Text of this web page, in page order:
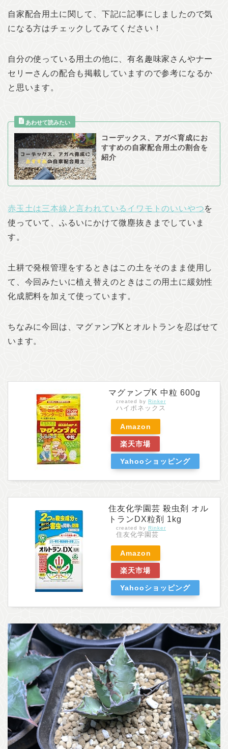
自家配合用土に関して、下記に記事にしましたので気
になる方はチェックしてみてください！
自分の使っている用土の他に、有名趣味家さんやナー
セリーさんの配合も掲載していますので参考になるか
と思います。
コーデックス、アガベ育成にお
すすめの自家配合用土の割合を
紹介
赤玉土は三本線と言われているイワモトのいいやつを
使っていて、ふるいにかけて微塵抜きまでしていま
す。
土耕で発根管理をするときはこの土をそのまま使用し
て、今回みたいに植え替えのときはこの用土に緩効性
化成肥料を加えて使っています。
ちなみに今回は、マグァンプKとオルトランを忍ばせて
います。
マグァンプK 中粒 600g
created by Rinker
ハイポネックス
Amazon
楽天市場
Yahooショッピング
住友化学園芸 殺虫剤 オル
トランDX粒剤 1kg
created by Rinker
住友化学園芸
Amazon
楽天市場
Yahooショッピング